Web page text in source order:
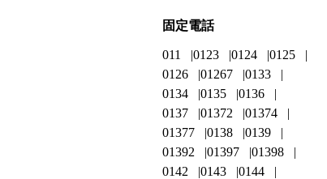
固定電話
011 0123 0124
0125
0126
01267
0133
0134
0135
0136
0137
01372
01374
01377
0138
0139
01392
01397
01398
0142
0143
0144